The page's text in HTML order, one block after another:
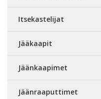
Itsekastelijat
Jääkaapit
Jäänkaapimet
Jäänraaputtimet